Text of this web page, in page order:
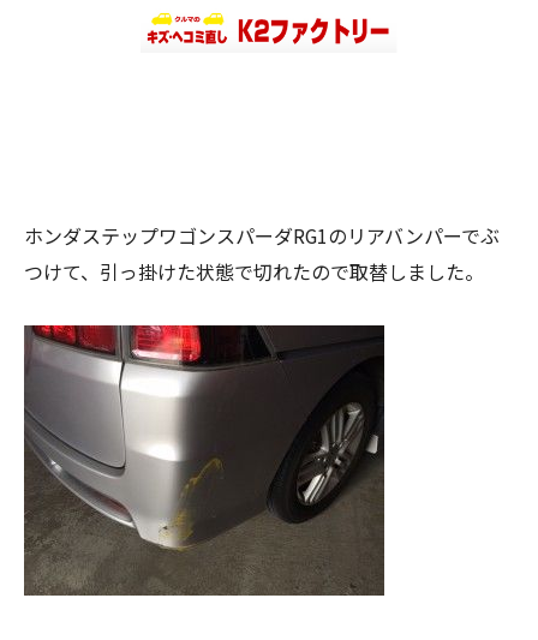
ホンダステップワゴンスパーダRG1のリアバンパーでぶ
つけて、引っ掛けた状態で切れたので取替しました。